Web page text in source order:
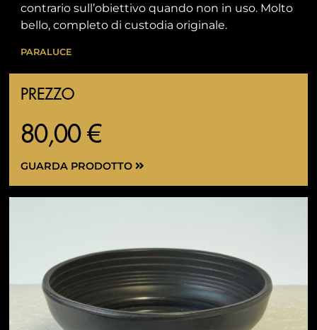
contrario sull’obiettivo quando non in uso. Molto
bello, completo di custodia originale.
PARALUCE
PREZZO
80,00 €
GUARDA PRODOTTO